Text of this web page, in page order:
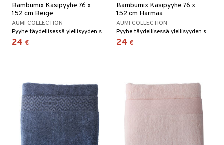
Bambumix Käsipyyhe 76 x
152 cm Beige
AUMI COLLECTION
Pyyhe täydellisessä ylellisyyden sekoituksessa.
24 €
Bambumix Käsipyyhe 76 x
152 cm Harmaa
AUMI COLLECTION
Pyyhe täydellisessä ylellisyyden sekoituksessa.
24 €